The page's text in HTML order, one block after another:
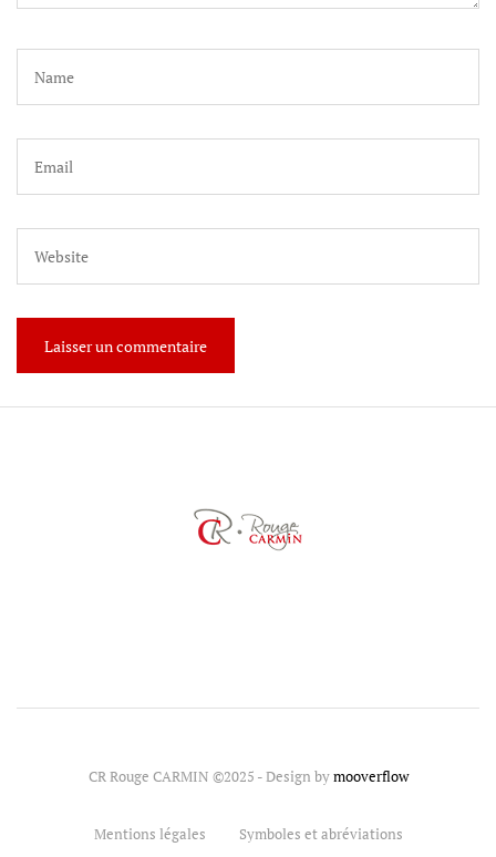
CR Rouge CARMIN ©2025 - Design bymooverflow
Mentions légales Symboles et abréviations